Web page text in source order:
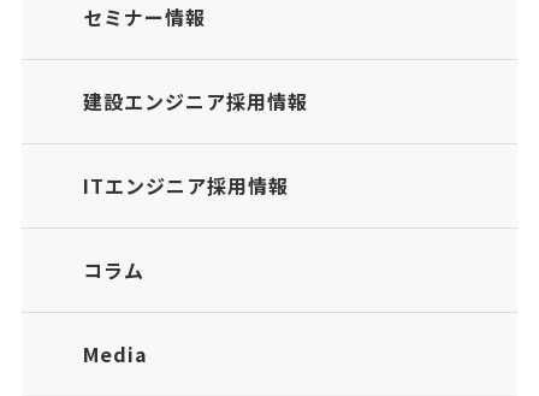
セミナー情報
建設エンジニア採用情報
ITエンジニア採用情報
コラム
Media